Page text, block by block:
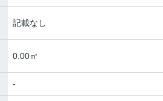
記載なし
0.00㎡
-